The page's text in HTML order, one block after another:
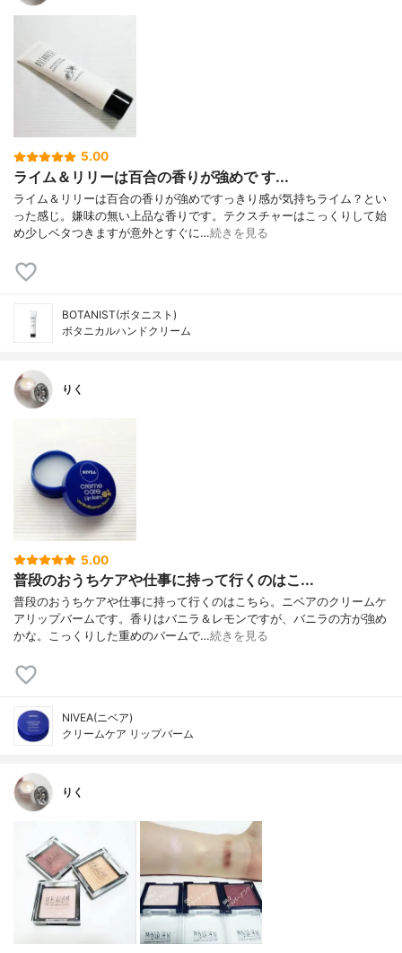
5.00
ライム＆リリーは百合の香りが強めで す...
ライム＆リリーは百合の香りが強めですっきり感が気持ちライム？とい
った感じ。嫌味の無い上品な香りです。テクスチャーはこっくりして始
め少しベタつきますが意外とすぐに…続きを見る
BOTANIST(ボタニスト)
ボタニカルハンドクリーム
りく
5.00
普段のおうちケアや仕事に持って行くのはこ...
普段のおうちケアや仕事に持って行くのはこちら。ニベアのクリームケ
アリップバームです。香りはバニラ＆レモンですが、バニラの方が強め
かな。こっくりした重めのバームで…続きを見る
NIVEA(ニベア)
クリームケア リップバーム
りく